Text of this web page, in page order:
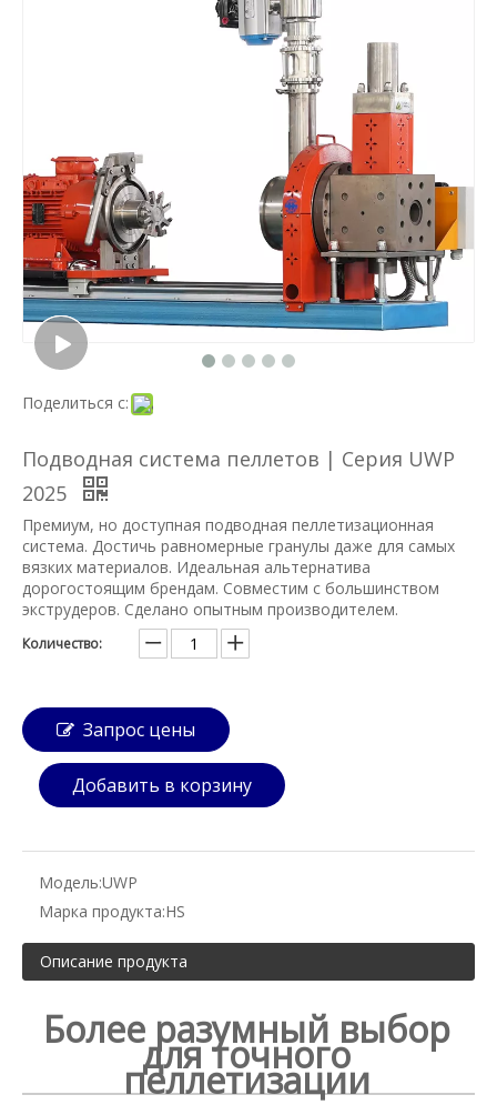
Поделиться с:
Подводная система пеллетов | Серия UWP
2025
Премиум, но доступная подводная пеллетизационная
система. Достичь равномерные гранулы даже для самых
вязких материалов. Идеальная альтернатива
дорогостоящим брендам. Совместим с большинством
экструдеров. Сделано опытным производителем.
Количество:
Запрос цены
Добавить в корзину
Модель:UWP
Марка продукта:HS
Описание продукта
Более разумный выбор
для точного
пеллетизации